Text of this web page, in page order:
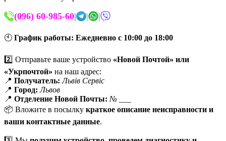
(096) 60-985-60| | |
🕙 График работы: Ежедневно с 10:00 до 18:00
2️⃣ Отправьте ваше устройство «Новой Почтой» или
«Укрпочтой» на наш адрес:
📍 Получатель: Львів Сервіс
📍 Город: Львов
📍 Отделение Новой Почты: № ___
📦 Вложите в посылку краткое описание неисправности и
ваши контактные данные.